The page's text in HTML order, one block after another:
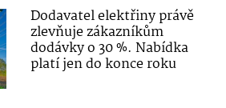
Dodavatel elektřiny právě
zlevňuje zákazníkům
dodávky o 30 %. Nabídka
platí jen do konce roku